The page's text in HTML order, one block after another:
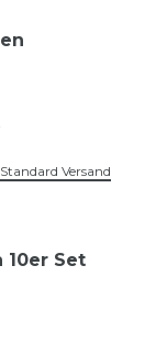
Standard Versand
10er Set